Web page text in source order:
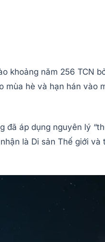
khoảng năm 256 TCN
hè và hạn hán vào
áp dụng nguyên lý
là Di sản Thế giới và